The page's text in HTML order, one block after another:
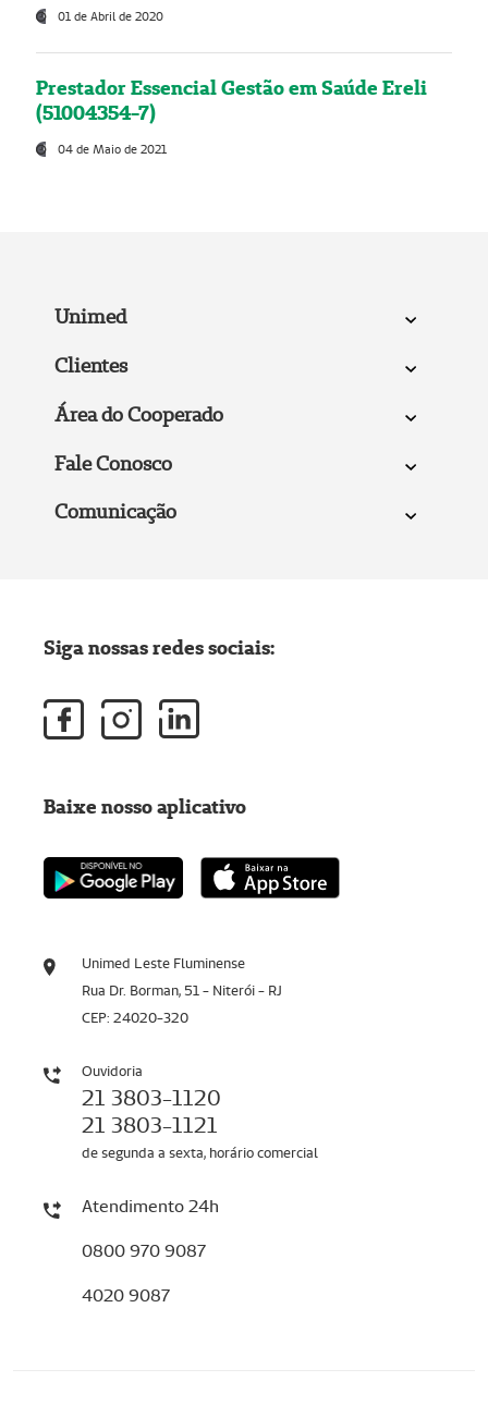
01 de Abril de 2020
Prestador Essencial Gestão em Saúde Ereli
(51004354-7)
04 de Maio de 2021
Unimed
Clientes
Área do Cooperado
Fale Conosco
Comunicação
Unimed Leste Fluminense
Rua Dr. Borman, 51 - Niterói - RJ
CEP: 24020-320
Ouvidoria
21 3803-1120
21 3803-1121
de segunda a sexta, horário comercial
Atendimento 24h
0800 970 9087
4020 9087
Siga nossas redes sociais:
Baixe nosso aplicativo